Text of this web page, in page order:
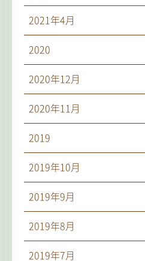
2021年4月
2020
2020年12月
2020年11月
2019
2019年10月
2019年9月
2019年8月
2019年7月